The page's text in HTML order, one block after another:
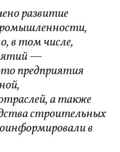
развитие
в том числе,
—
предприятия
а также
строительных
в